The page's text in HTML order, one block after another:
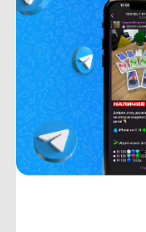
Производитель
Тип товара
Состояние
Состояние
Внешний вид
Конструкция